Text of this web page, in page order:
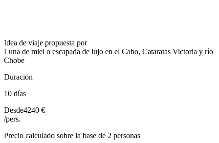
Idea de viaje propuesta por
Luna de miel o escapada de lujo en el Cabo, Cataratas Victoria y río
Chobe
Duración
10 días
Desde4240 €
/pers.
Precio calculado sobre la base de 2 personas